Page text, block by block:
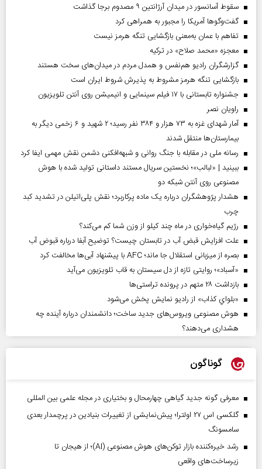
سقوط آسانسور در میدان آرژانتین ۹ مصدوم برجا گذاشت
گفت‌وگوها آمریکا را مجبور به همراهی کرد
تفاهم با عمان به‌معنی بازگشایی تنگه هرمز نیست
معجزه «محمد صلاح» در ترکیه
گزارشگران رادیو هم‌نفس و همدل مردم در میدان‌های سخت هستند
بازگشایی تنگه هرمز مشروط به پذیرش شروط ایران است
جشنواره تابستانی با ۱۷ فیلم سینمایی و انیمیشن روی آنتن تلویزیون
راویان نصر
آمار شهدای غزه به ۷۳ هزار و ۳۸۴ نفر رسید؛ ۲ شهید و ۶ زخمی دیگر به
بیمارستان‌ها منتقل شدند
رسانه ملی در مقابله با جنگ روانی و شبهه‌افکنی دشمن نقش مهمی ایفا کرد
ببینید | «لبالب»؛ نخستین سریال مستند داستانی تولید شده با هوش
مصنوعی روی آنتن شبکه دو
هشدار پژوهشگران درباره یک ماده پرکاربرد؛ نقش پلی‌اتیلن در تشدید کبد
چرب
رژیم گیاه‌خواری در ماه چند کیلو از وزن شما کم می‌کند؟
علت افزایش قبض آب در تابستان چیست؟ توضیح آبفا درباره قبوض آب
بصره از میزبانی استقلال جا ماند؛ AFC با پیشنهاد آبی‌ها مخالفت کرد
«آسباد»؛ روایتی تازه از دل سیستان به قاب تلویزیون می‌آید
بازداشت ۲۸ متهم در پرونده تراستی‌ها
«بلواي کذاب» از رادیو نمایش پخش می‌شود
هوش مصنوعی ویروس‌های جدید ساخت؛ دانشمندان درباره آینده چه
هشداری می‌دهند؟
گوناگون
معرفی گونه جدید گیاهی چهارمحال و بختیاری در مجله علمی بین المللی
گلکسی اس ۲۷ اولترا؛ پیش‌نمایشی از تغییرات بنیادین در پرچمدار بعدی
سامسونگ
رشد خیره‌کننده بازار توکن‌های هوش مصنوعی (AI)؛ از هیجان تا
زیرساخت‌های واقعی